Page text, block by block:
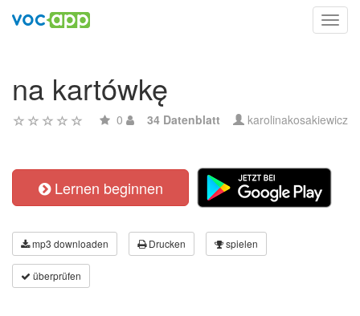
na kartówkę
0 34 Datenblatt karolinakosakiewicz
Lernen beginnen
mp3 downloaden Drucken spielen
überprüfen